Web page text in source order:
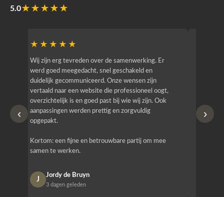
5.0★★★★★
‹
★★★★★
Wij zijn erg tevreden over de samenwerking. Er
werd goed meegedacht, snel geschakeld en
duidelijk gecommuniceerd. Onze wensen zijn
vertaald naar een website die professioneel oogt,
overzichtelijk is en goed past bij wie wij zijn. Ook
aanpassingen werden prettig en zorgvuldig
opgepakt.
Kortom: een fijne en betrouwbare partij om mee
samen te werken.
J
Jordy de Bruyn
3 dagen geleden
›